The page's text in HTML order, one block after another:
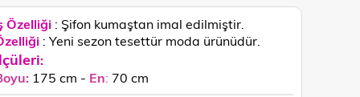
Özelliği : Şifon kumaştan imal edilmiştir.
: Yeni sezon tesettür moda ürünüdür.
:
175 cm - En: 70 cm